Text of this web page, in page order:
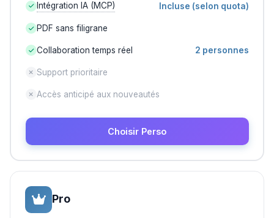
Intégration IA (MCP) Incluse (selon quota)
PDF sans filigrane
Collaboration temps réel 2 personnes
Support prioritaire
Accès anticipé aux nouveautés
Choisir Perso
Pro